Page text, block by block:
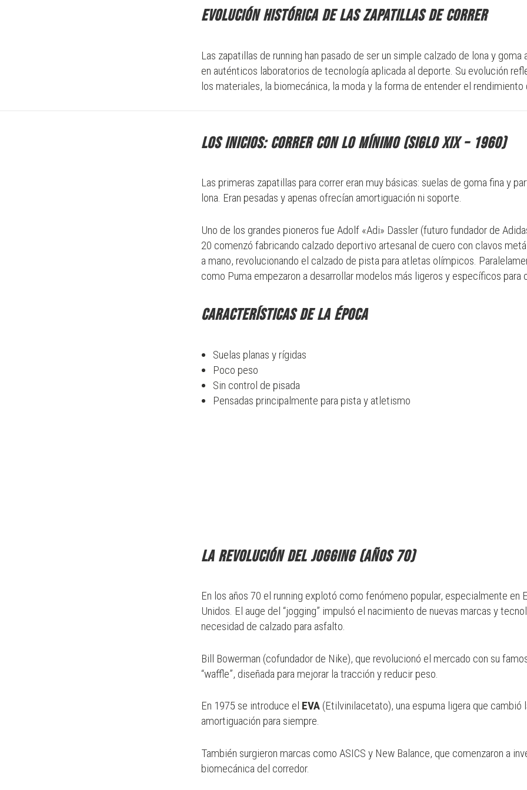
Evolución histórica de las zapatillas de correr
Las zapatillas de running han pasado de ser un simple calzado de lona y goma
en auténticos laboratorios de tecnología aplicada al deporte. Su evolución
los materiales, la biomecánica, la moda y la forma de entender el rendimiento
Los inicios: correr con lo mínimo (siglo XIX – 1960)
Las primeras zapatillas para correr eran muy básicas: suelas de goma fina y
lona. Eran pesadas y apenas ofrecían amortiguación ni soporte.
Uno de los grandes pioneros fue Adolf «Adi» Dassler (futuro fundador de
20 comenzó fabricando calzado deportivo artesanal de cuero con clavos
a mano, revolucionando el calzado de pista para atletas olímpicos.
como Puma empezaron a desarrollar modelos más ligeros y específicos para
Características de la época
Suelas planas y rígidas
Poco peso
Sin control de pisada
Pensadas principalmente para pista y atletismo
La revolución del jogging (años 70)
En los años 70 el running explotó como fenómeno popular, especialmente en
Unidos. El auge del “jogging” impulsó el nacimiento de nuevas marcas y
necesidad de calzado para asfalto.
Bill Bowerman (cofundador de Nike), que revolucionó el mercado con su
“waffle”, diseñada para mejorar la tracción y reducir peso.
En 1975 se introduce el EVA (Etilvinilacetato), una espuma ligera que cambió
amortiguación para siempre.
También surgieron marcas como ASICS y New Balance, que comenzaron a
biomecánica del corredor.